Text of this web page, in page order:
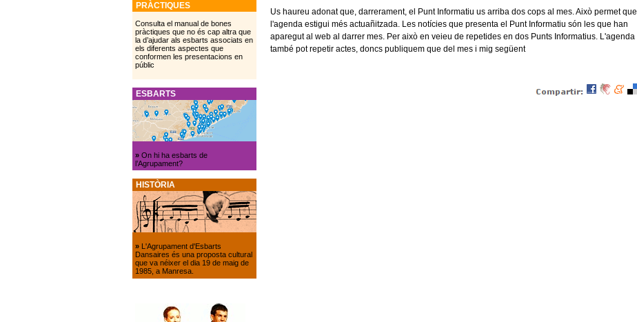
Us haureu adonat que, darrerament, el Punt Informatiu us arriba dos cops al mes. Això permet que
l'agenda estigui més actuañitzada. Les notícies que presenta el Punt Informatiu són les que han
aparegut al web al darrer mes. Per això en veieu de repetides en dos Punts Informatius. L'agenda
també pot repetir actes, doncs publiquem que del mes i mig següent
PRÀCTIQUES
Consulta el manual de bones
pràctiques que no és cap altra que
la d’ajudar als esbarts associats en
els diferents aspectes que
conformen les presentacions en
públic
ESBARTS
»On hi ha esbarts de
l’Agrupament?
HISTÒRIA
» L'Agrupament d'Esbarts
Dansaires és una proposta cultural
que va néixer el dia 19 de maig de
1985, a Manresa.